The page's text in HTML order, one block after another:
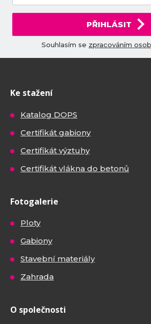
PŘIHLÁSIT
Souhlasím se zpracováním
Ke stažení
Katalog DOPS
Certifikát gabiony
Certifikát výztuhy
Certifikát vlákna do betonů
Fotogalerie
Ploty
Gabiony
Stavební materiály
Zahrada
O společnosti